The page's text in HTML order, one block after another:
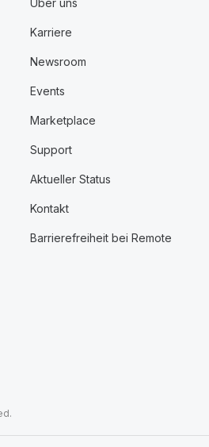
Über uns
Karriere
Newsroom
Events
Marketplace
Support
Aktueller Status
Kontakt
Barrierefreiheit bei Remote